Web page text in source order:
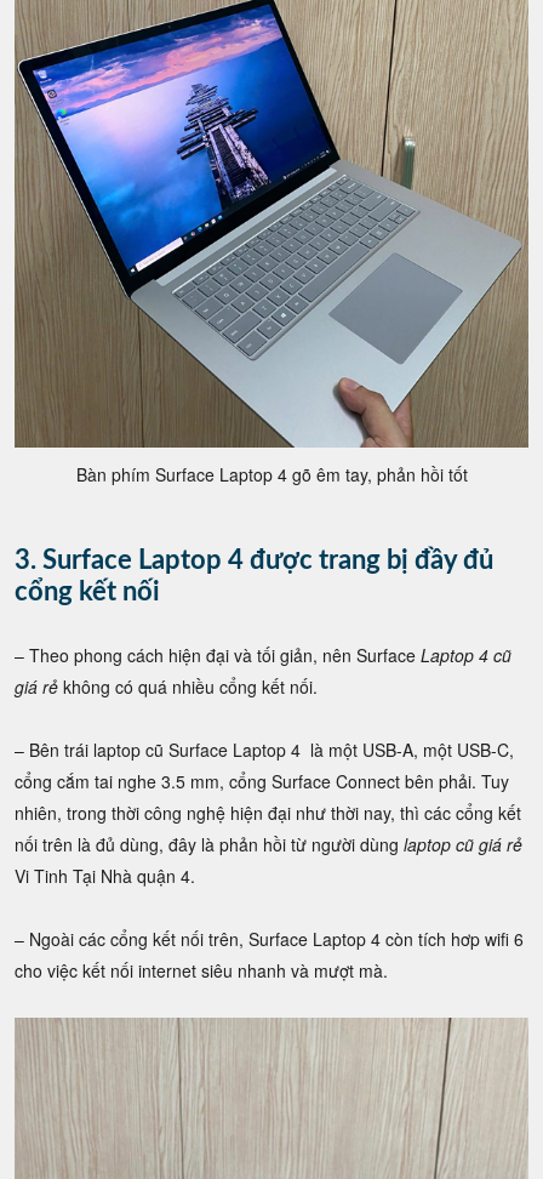
Bàn phím Surface Laptop 4 gõ êm tay, phản hồi tốt
3. Surface Laptop 4 được trang bị đầy đủ
cổng kết nối
– Theo phong cách hiện đại và tối giản, nên Surface Laptop 4 cũ
giá rẻ không có quá nhiều cổng kết nối.
– Bên trái laptop cũ Surface Laptop 4 là một USB-A, một USB-C,
cổng cắm tai nghe 3.5 mm, cổng Surface Connect bên phải. Tuy
nhiên, trong thời công nghệ hiện đại như thời nay, thì các cổng kết
nối trên là đủ dùng, đây là phản hồi từ người dùng laptop cũ giá rẻ
Vi Tinh Tại Nhà quận 4.
– Ngoài các cổng kết nối trên, Surface Laptop 4 còn tích hơp wifi 6
cho việc kết nối internet siêu nhanh và mượt mà.